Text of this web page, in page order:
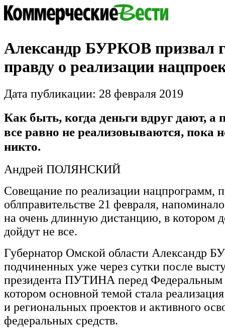
Александр БУРКОВ призвал
правду о реализации
Дата публикации: 28 февраля 2019
Как быть, когда деньги вдруг дают,
все равно не реализовываются, пока
никто.
Андрей ПОЛЯНСКИЙ
Совещание по реализации нацпрограмм,
облправительстве 21 февраля,
на очень длинную дистанцию, в котором
дойдут не все.
Губернатор Омской области Александр
подчиненных уже через сутки после
президента ПУТИНА перед Федеральным
котором основной темой стала
и региональных проектов и активного
федеральных средств.